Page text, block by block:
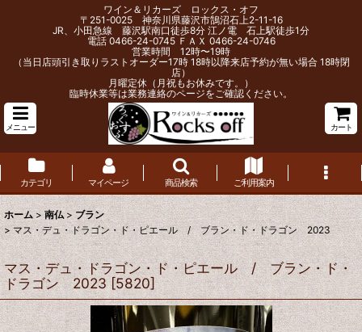
ワイン＆リカーズ ロックス・オフ
〒251-0025 神奈川県藤沢市鵠沼石上2-11-16
JR、小田急線 藤沢駅南口徒歩8分 江ノ電 石上駅徒歩1分
電話 0466-24-0745 ＦＡＸ 0466-24-0746
営業時間 12時〜19時
（当日店頭引き取りラストオーダー17時 18時以降来店予約が無い場合 18時閉
店）
月曜定休（月祝もお休みです。）
臨時休業等は業務連絡のページをご確認ください。
メニュー カート
カテゴリ マイページ 商品検索 ご利用案内
ホーム > 南仏 > ブラン
> マス・デュ・ドラゴン・ド・ピエール / ブラン・ド・ドラゴン 2023
マス・デュ・ドラゴン・ド・ピエール / ブラン・ド・
ドラゴン 2023 [5820]